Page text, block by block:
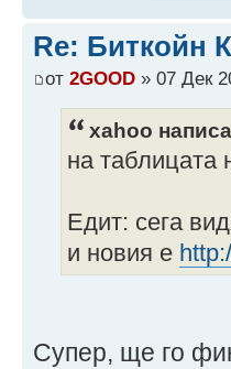
Re: Биткойн
от 2GOOD » 07 Дек
xahoo
на таблицата
Едит: сега
и новия е
Супер, ще го